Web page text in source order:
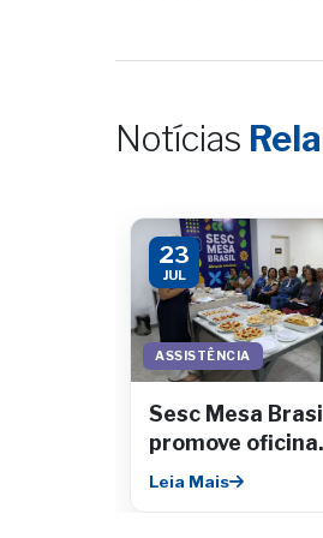
Notícias
23
JUL
ASSISTÊNCIA
Sesc Mesa Brasil
promove oficina
lanches práticos
Leia Mais